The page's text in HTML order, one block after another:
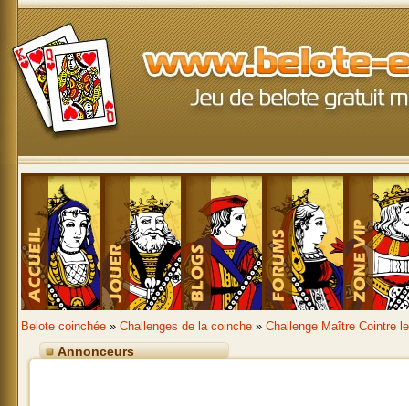
Belote coinchée » Challenges de la coinche » Challenge Maître Cointre
Annonceurs